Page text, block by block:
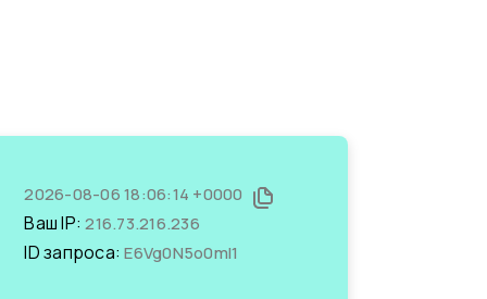
2026-08-06 18:06:14 +0000
Ваш IP:216.73.216.236
ID запроса:E6Vg0N5o0mI1